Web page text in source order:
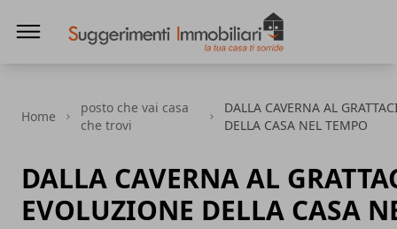
Home
posto che vai casa
che trovi
DALLA CAVERNA AL
DELLA CASA NEL TEMPO
DALLA CAVERNA AL
EVOLUZIONE DELLA CASA